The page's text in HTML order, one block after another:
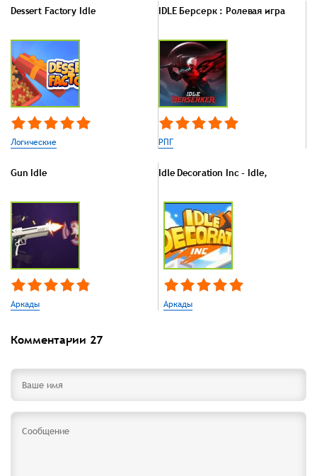
Dessert Factory Idle
Логические
IDLE Берсерк : Ролевая игра
РПГ
Gun Idle
Аркады
Idle Decoration Inc - Idle,
Аркады
Комментарии 27